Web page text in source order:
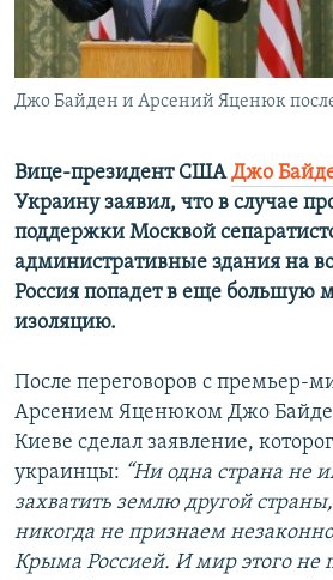
Հայերեն
English
Все сайты Радио Азатутюн
Джо Байден и Арсений Яценюк
Вице-президент СШАДжо
Украину заявил, что в случае
поддержки Москвой
административные здания на
Россия попадет в еще большую
изоляцию.
После переговоров с премьер-
Арсением Яценюком Джо
Киеве сделал заявление,
украинцы: “Ни одна страна не
захватить землю другой
никогда не признаем
Крыма Россией. И мир этого не